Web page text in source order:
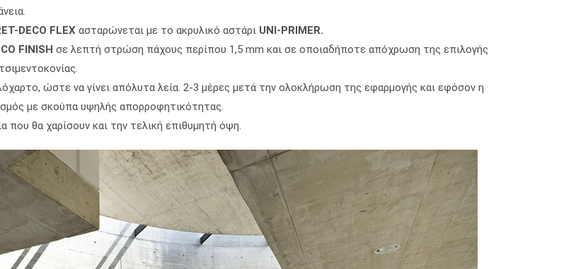
DECO FLEX ασταρώνεται με το ακρυλικό αστάρι UNI-PRIMER.
FINISH σε λεπτή στρώση πάχους περίπου 1,5 mm και σε οποιαδήποτε απόχρωση της επιλογής
ώστε να γίνει απόλυτα λεία. 2-3 μέρες μετά την ολοκλήρωση της εφαρμογής και εφόσον η
με σκούπα υψηλής απορροφητικότητας.
θα χαρίσουν και την τελική επιθυμητή όψη.